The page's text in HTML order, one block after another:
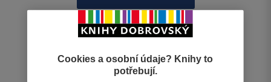
Physical Chemistry
R. Stephen Berry
Cookies a osobní údaje? Knihy to
potřebují.